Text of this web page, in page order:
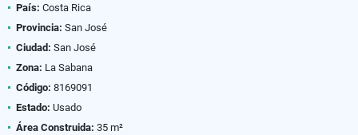
País: Costa Rica
Provincia: San José
Ciudad: San José
Zona: La Sabana
Código: 8169091
Estado: Usado
Área Construida: 35 m²